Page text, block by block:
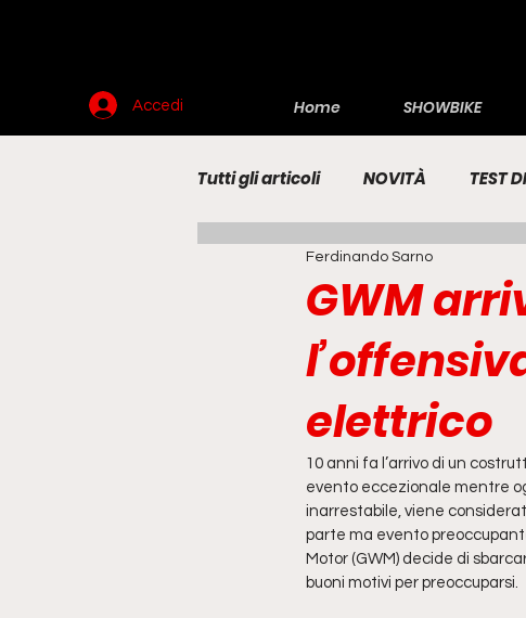
Accedi Home SHOWBIKE
Tutti gli articoli NOVITÀ TEST
RENDERING MOTO
GWM
elettrico
Ferdinando Sarno
10 anni fa l’arrivo di un
evento eccezionale mentre
inarrestabile, viene
parte ma evento
Motor (GWM) decide di
buoni motivi per preoccuparsi.